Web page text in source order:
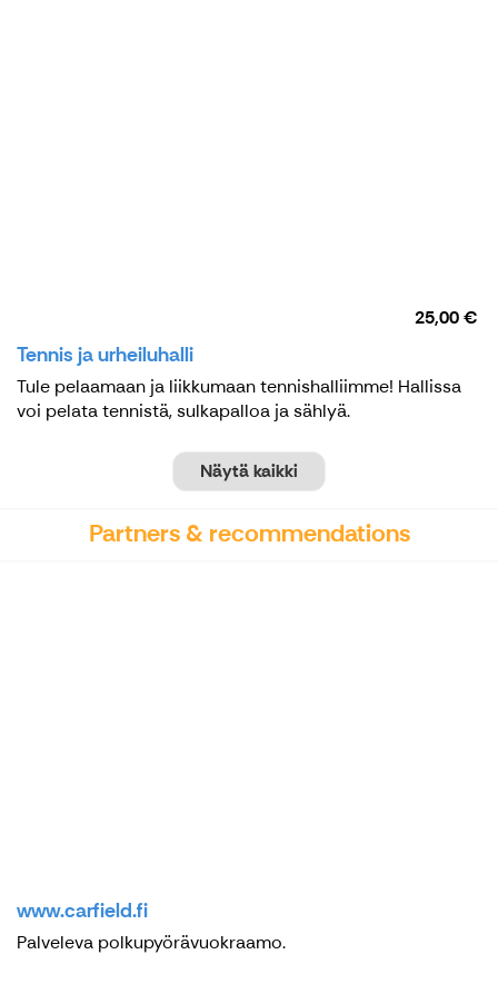
25,00 €
Tennis ja urheiluhalli
Tule pelaamaan ja liikkumaan tennishalliimme! Hallissa
voi pelata tennistä, sulkapalloa ja sählyä.
Näytä kaikki
Partners & recommendations
www.carfield.fi
Palveleva polkupyörävuokraamo.